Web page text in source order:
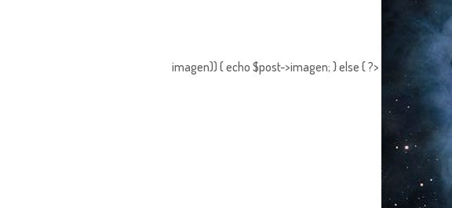
imagen)) { echo $post->imagen; } else { ?>